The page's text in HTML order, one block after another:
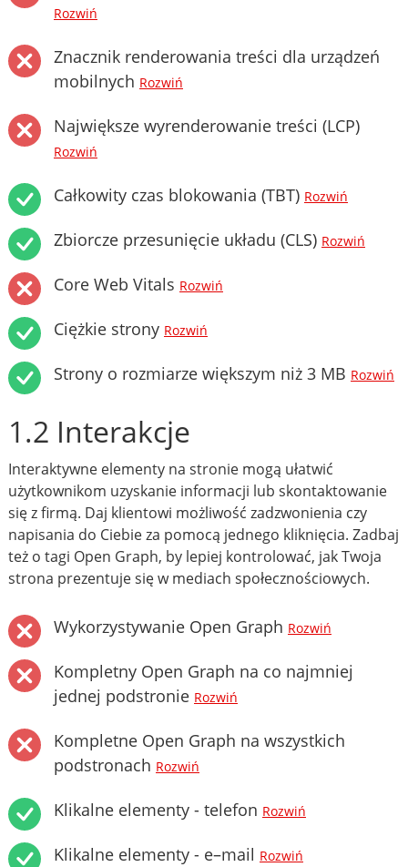
Rozwiń
Znacznik renderowania treści dla urządzeń
mobilnych Rozwiń
Największe wyrenderowanie treści (LCP)
Rozwiń
Całkowity czas blokowania (TBT) Rozwiń
Zbiorcze przesunięcie układu (CLS) Rozwiń
Core Web Vitals Rozwiń
Ciężkie strony Rozwiń
Strony o rozmiarze większym niż 3 MB Rozwiń
1.2 Interakcje
Interaktywne elementy na stronie mogą ułatwić
użytkownikom uzyskanie informacji lub skontaktowanie
się z firmą. Daj klientowi możliwość zadzwonienia czy
napisania do Ciebie za pomocą jednego kliknięcia. Zadbaj
też o tagi Open Graph, by lepiej kontrolować, jak Twoja
strona prezentuje się w mediach społecznościowych.
Wykorzystywanie Open Graph Rozwiń
Kompletny Open Graph na co najmniej
jednej podstronie Rozwiń
Kompletne Open Graph na wszystkich
podstronach Rozwiń
Klikalne elementy - telefon Rozwiń
Klikalne elementy - e–mail Rozwiń